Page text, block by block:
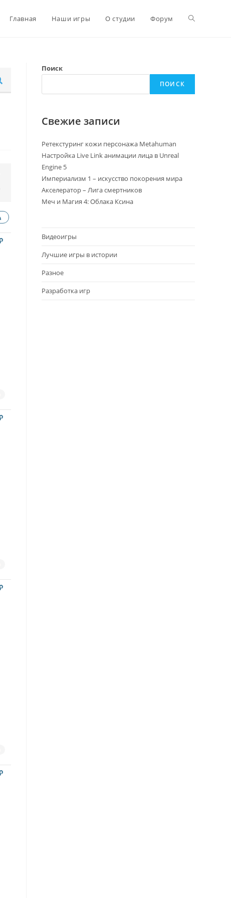
Главная Наши игры О студии Форум
Поиск
ПОИСК
Свежие записи
Ретекстуринг кожи персонажа Metahuman
Настройка Live Link анимации лица в Unreal
Engine 5
Империализм 1 – искусство покорения мира
Акселератор – Лига смертников
Меч и Магия 4: Облака Ксина
Видеоигры
Лучшие игры в истории
Разное
Разработка игр